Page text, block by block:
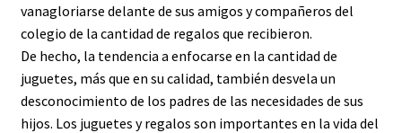
vanagloriarse delante de sus amigos y compañeros del
colegio de la cantidad de regalos que recibieron.
De hecho, la tendencia a enfocarse en la cantidad de
juguetes, más que en su calidad, también desvela un
desconocimiento de los padres de las necesidades de sus
hijos. Los juguetes y regalos son importantes en la vida del